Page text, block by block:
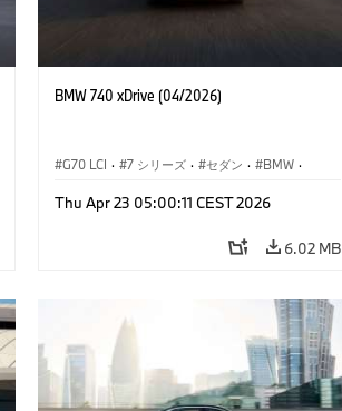
BMW 740 xDrive (04/2026)
G70 LCI · 7 シリーズ · セダン · BMW ·
M760e
Thu Apr 23 05:00:11 CEST 2026
6.02 MB